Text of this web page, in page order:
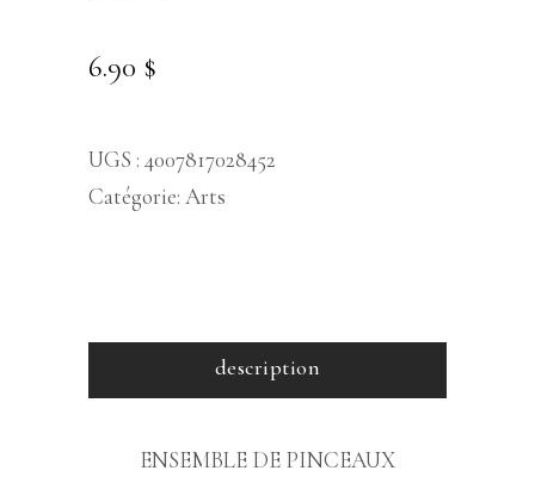
6.90 $
UGS : 4007817028452
Catégorie: Arts
description
ENSEMBLE DE PINCEAUX